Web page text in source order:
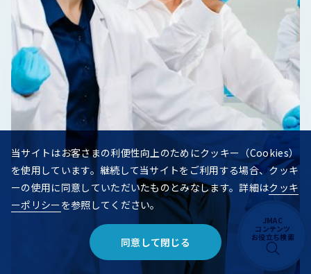
JMAC
コンテンツ
お役立ち検索
当サイトはお客さまの利便性向上のためにクッキー（Cookies）
を使用しています。継続して当サイトをご利用する場合、クッキ
ーの使用に同意していただいたものとみなします。詳細はクッキ
ーポリシーを参照してください。
同意して閉じる